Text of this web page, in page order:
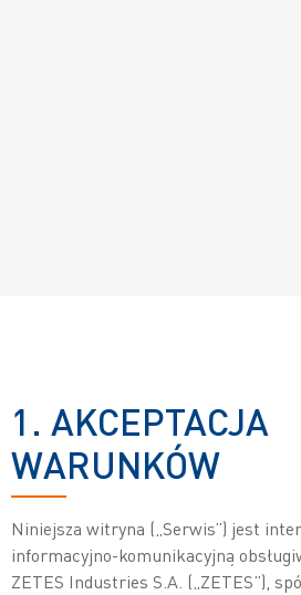
1. AKCEPTACJA
WARUNKÓW
Niniejsza witryna („Serwis”) jest
informacyjno-komunikacyjną
ZETES Industries S.A. („ZETES”),